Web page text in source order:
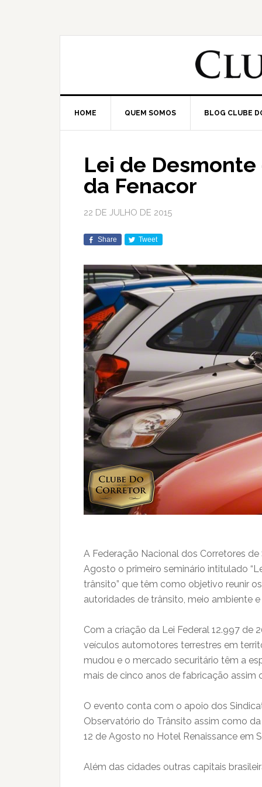
HOME QUEM SOMOS BLOG CLUBE
Lei de
da Fenacor
22 DE JULHO DE 2015
Share Tweet
A Federação Nacional dos Corretores
Agosto o primeiro seminário intitulado
trânsito” que têm como objetivo reunir
autoridades de trânsito, meio ambiente
Com a criação da Lei Federal 12.997 de
veículos automotores terrestres em
mudou e o mercado securitário têm a
mais de cinco anos de fabricação
O evento conta com o apoio dos
Observatório do Trânsito assim como
12 de Agosto no Hotel Renaissance em
Além das cidades outras capitais